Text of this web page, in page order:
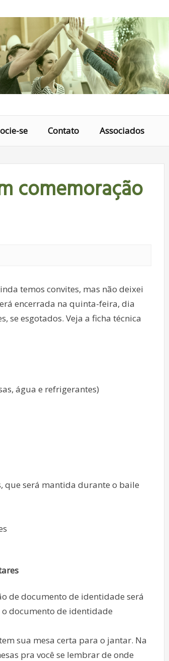
se Contato Associados
comemoração
temos convites, mas não deixei
encerrada na quinta-feira, dia
se esgotados. Veja a ficha técnica
água e refrigerantes)
que será mantida durante o baile
de documento de identidade será
documento de identidade
sua mesa certa para o jantar. Na
pra você se lembrar de onde